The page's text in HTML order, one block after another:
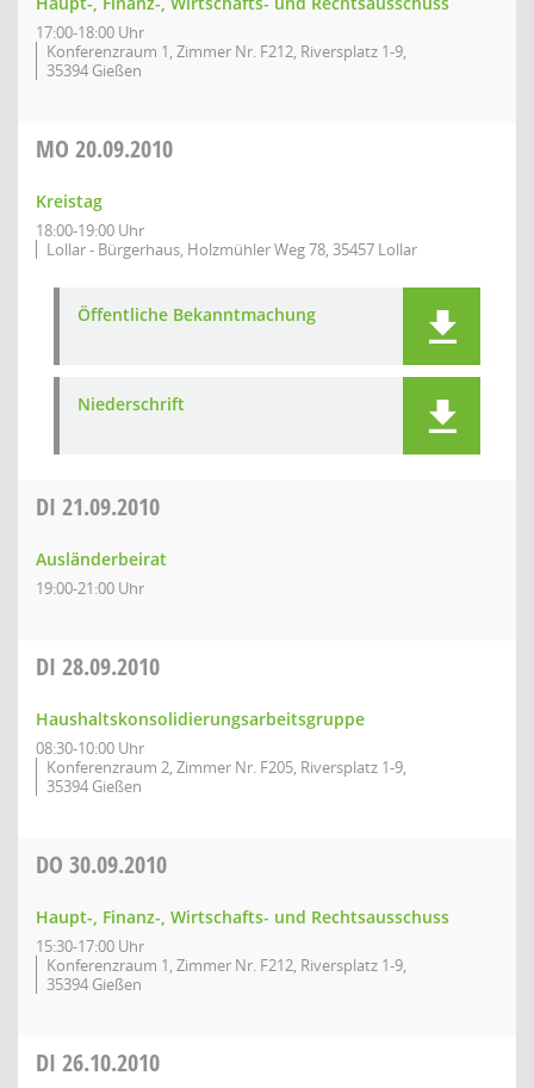
17:00-18:00 Uhr
Konferenzraum 1, Zimmer Nr. F212, Riversplatz 1-9,
35394 Gießen
MO 20.09.2010
Kreistag
18:00-19:00 Uhr
Lollar - Bürgerhaus, Holzmühler Weg 78, 35457 Lollar
Öffentliche Bekanntmachung
Niederschrift
DI 21.09.2010
Ausländerbeirat
19:00-21:00 Uhr
DI 28.09.2010
Haushaltskonsolidierungsarbeitsgruppe
08:30-10:00 Uhr
Konferenzraum 2, Zimmer Nr. F205, Riversplatz 1-9,
35394 Gießen
DO 30.09.2010
Haupt-, Finanz-, Wirtschafts- und Rechtsausschuss
15:30-17:00 Uhr
Konferenzraum 1, Zimmer Nr. F212, Riversplatz 1-9,
35394 Gießen
DI 26.10.2010